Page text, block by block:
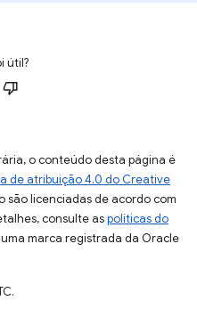
útil?
o conteúdo desta página é
de atribuição 4.0 do Creative
são licenciadas de acordo com
consulte aspolíticas do
uma marca registrada da Oracle